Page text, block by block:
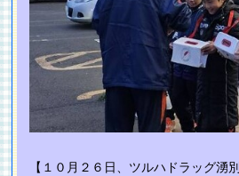
【１０月２６日、ツルハドラッグ湧